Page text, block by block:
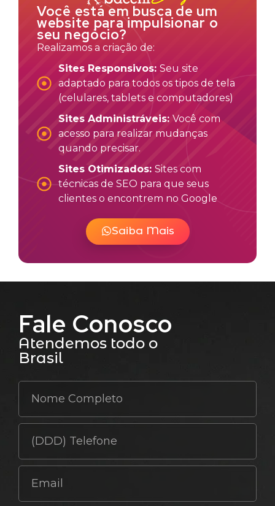
Você está em busca de um
website para impulsionar o
seu negócio?
Realizamos a criação de:
Sites Responsivos: Seu site
adaptado para todos os tipos de tela
(celulares, tablets e computadores)
Sites Administráveis: Você com
acesso para realizar mudanças
quando precisar.
Sites Otimizados: Sites com
técnicas de SEO para que seus
clientes o encontrem no Google
Saiba Mais
Fale Conosco
Atendemos todo o
Brasil